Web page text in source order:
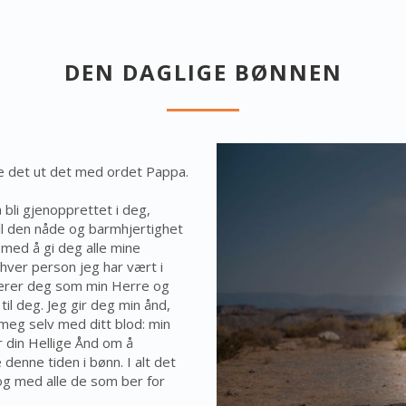
DEN DAGLIGE BØNNEN
det ut det med ordet Pappa.
bli gjenopprettet i deg,
nåde og barmhjertighet
å gi deg alle mine
person jeg har vært i
deg som min Herre og
deg. Jeg gir deg min ånd,
selv med ditt blod: min
Hellige Ånd om å
tiden i bønn. I alt det
med alle de som ber for